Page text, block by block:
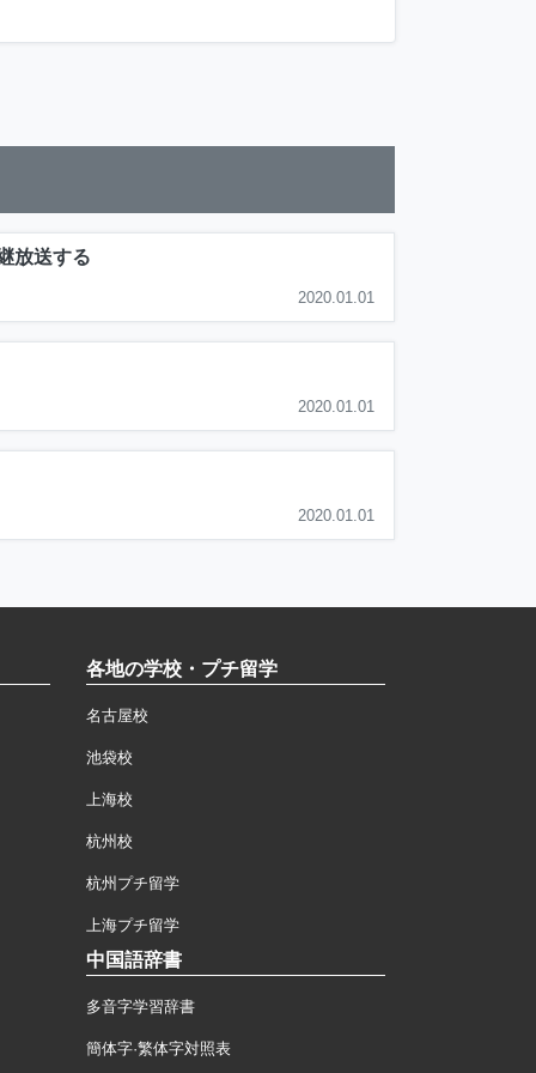
放送する
2020.01.01
2020.01.01
2020.01.01
各地の学校・プチ留学
名古屋校
池袋校
上海校
杭州校
杭州プチ留学
上海プチ留学
中国語辞書
多音字学習辞書
簡体字·繁体字対照表